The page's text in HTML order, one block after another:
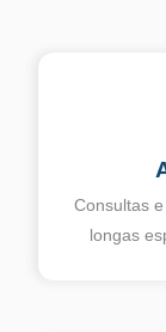
Consultas
longas